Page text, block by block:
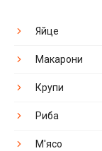
Яйце
Макарони
Крупи
Риба
М'ясо